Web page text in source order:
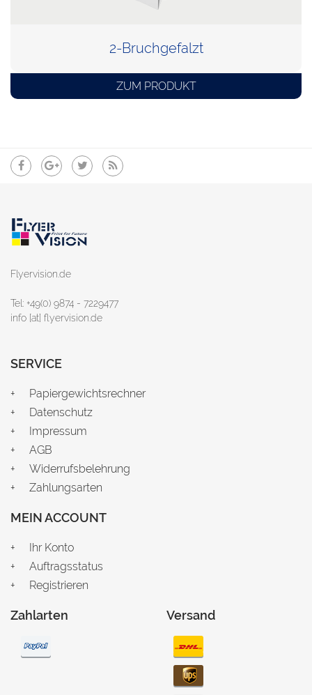
2-Bruchgefalzt
ZUM PRODUKT
Flyervision.de
Tel: +49(0) 9874 - 7229477
info [at] flyervision.de
SERVICE
Papiergewichtsrechner
Datenschutz
Impressum
AGB
Widerrufsbelehrung
Zahlungsarten
MEIN ACCOUNT
Ihr Konto
Auftragsstatus
Registrieren
Zahlarten Versand